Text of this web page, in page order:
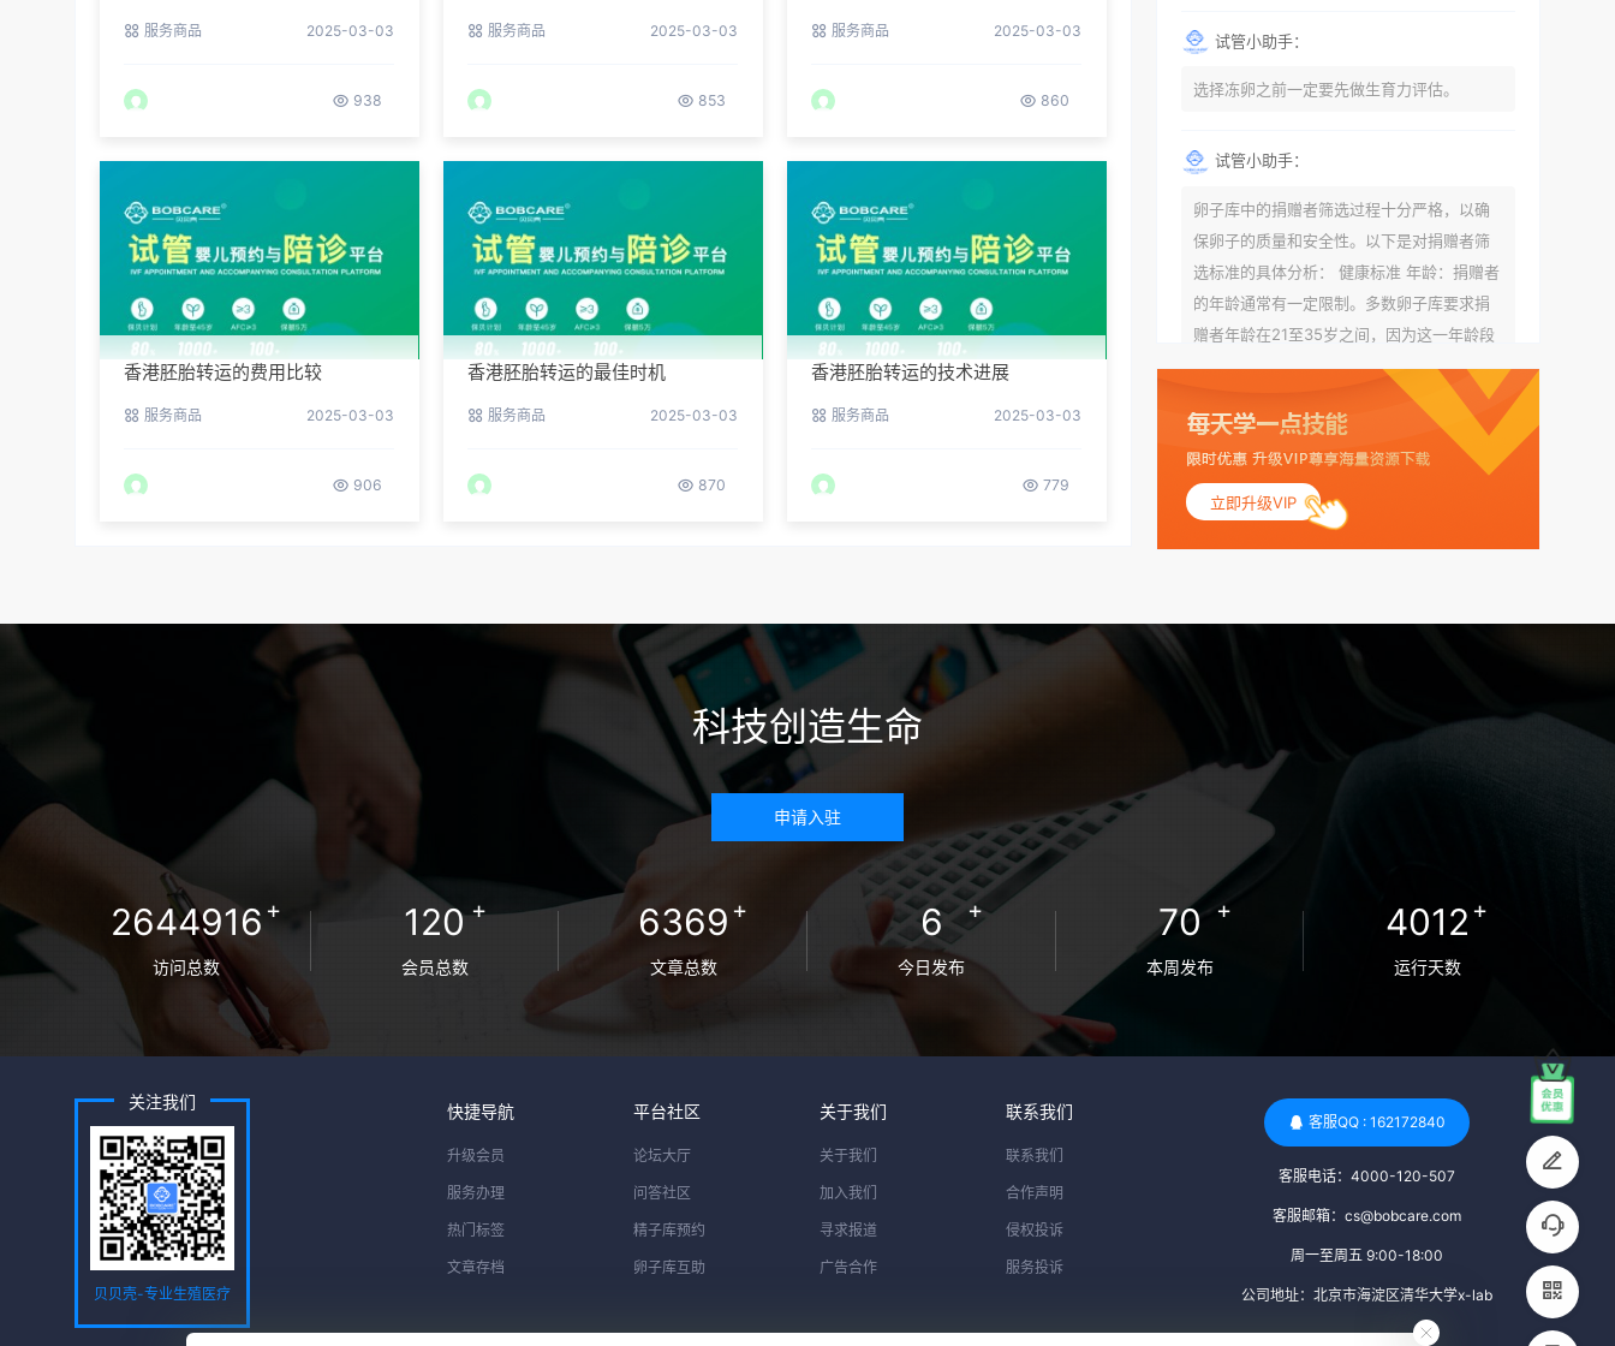
服务商品 2025-03-03
938
服务商品 2025-03-03
853
服务商品 2025-03-03
860
香港胚胎转运的费用比较
服务商品 2025-03-03
906
香港胚胎转运的最佳时机
服务商品 2025-03-03
870
香港胚胎转运的技术进展
服务商品 2025-03-03
779
试管小助手：
选择冻卵之前一定要先做生育力评估。
试管小助手：
卵子库中的捐赠者筛选过程十分严格，以确
保卵子的质量和安全性。以下是对捐赠者筛
选标准的具体分析： 健康标准 年龄：捐赠者
的年龄通常有一定限制。多数卵子库要求捐
赠者年龄在21至35岁之间，因为这一年龄段
女性的卵子质量相对较高。不过，不同卵子
库的具体年龄要求可能有所不同。 身体质量
指数（BMI）：捐赠者的BMI通常需要在正常
范围内，以确保其身体健康状况良好。过高
的BMI可能与多种健康问题相关联，包括不孕
症和妊娠并发症。 生殖健康：捐赠者需要有
规律的月经期，无生殖障碍或异常问题。此
赠者及其家庭成员需要无严重的遗传病史、
传染病检查：捐赠者需要进行全面的传染病
检查，包括乙肝、丙肝、HIV、梅毒等。这些
检查旨在确保捐赠者未携带任何可传染给受
卵者的病原体。 药物与生活习惯：捐赠者需
要是非尼古丁使用者、非吸烟者、非吸毒
者，并且未使用可能影响卵子质量的药物，
如某些精神药物和避孕植入物。 学历与心理
标准 学历要求：部分卵子库对捐赠者的学历
为捐赠者，但这并不是绝对的筛选条件。 心
估，以确定其对捐赠过程的态度、理解可能
遇到的问题以及未来与受卵者的关系。这有
助于确保捐赠者在捐赠过程中保持积极的心
态，并理解其捐赠行为的意义。 其他标准 责
尊重预约和时间表。这有助于确保捐赠周期
的顺利进行，并保障受卵者的权益。 面试与
立即升级VIP
科技创造生命
申请入驻
2644916 +
访问总数
120+
会员总数
6369 +
文章总数
6 +
今日发布
70 +
本周发布
4012 +
运行天数
关注我们
贝贝壳-专业生殖医疗
服务
快捷导航
升级会员
服务办理
热门标签
文章存档
平台社区
论坛大厅
问答社区
精子库预约
卵子库互助
关于我们
关于我们
加入我们
寻求报道
广告合作
联系我们
联系我们
合作声明
侵权投诉
服务投诉
客服QQ : 162172840
客服电话：4000-120-507
客服邮箱：cs@bobcare.com
周一至周五 9:00-18:00
公司地址：北京市海淀区清华大学x-lab